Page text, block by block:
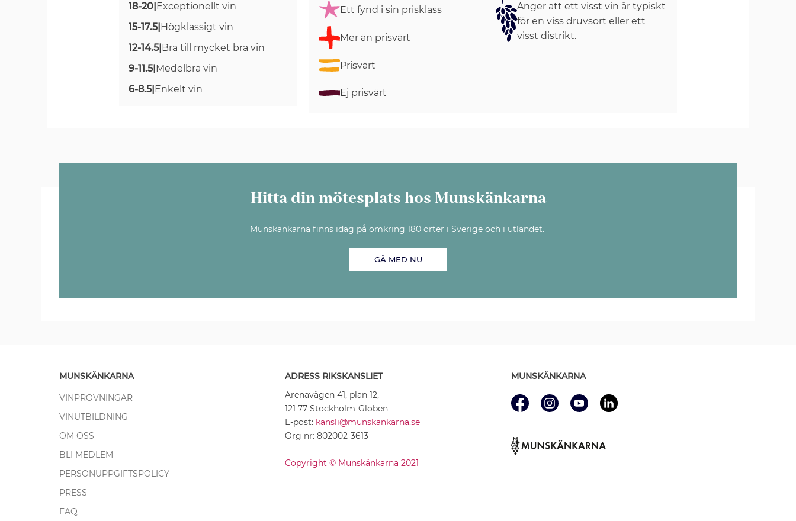
18-20|Exceptionellt vin
15-17.5|Högklassigt vin
12-14.5|Bra till mycket bra vin
9-11.5|Medelbra vin
6-8.5|Enkelt vin
Ett fynd i sin prisklass
Mer än prisvärt
Prisvärt
Ej prisvärt
Anger att ett visst vin är typiskt
för en viss druvsort eller ett
visst distrikt.
Hitta din mötesplats hos Munskänkarna
Munskänkarna finns idag på omkring 180 orter i Sverige och i utlandet.
GÅ MED NU
MUNSKÄNKARNA
VINPROVNINGAR
VINUTBILDNING
OM OSS
BLI MEDLEM
PERSONUPPGIFTSPOLICY
PRESS
FAQ
ADRESS RIKSKANSLIET
Arenavägen 41, plan 12,
121 77 Stockholm-Globen
E-post: kansli@munskankarna.se
Org nr: 802002-3613
Copyright © Munskänkarna 2021
MUNSKÄNKARNA